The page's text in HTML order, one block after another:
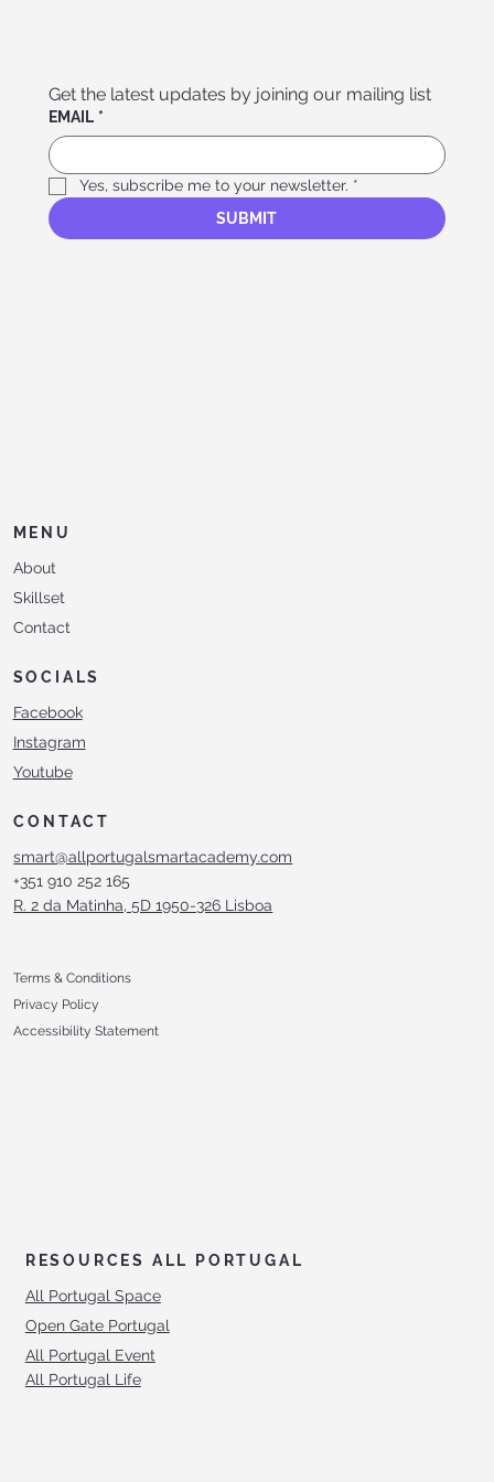
Get the latest updates by joining our mailing list
EMAIL *
Yes, subscribe me to your newsletter. *
SUBMIT
MENU
About
Skillset
Contact
SOCIALS
Facebook
Instagram
Youtube
CONTACT
smart@allportugalsmartacademy.com
+351 910 252 165
R. 2 da Matinha, 5D 1950-326 Lisboa
Terms & Conditions
Privacy Policy
Accessibility Statement
RESOURCES ALL PORTUGAL
All Portugal Space
Open Gate Portugal
All Portugal Event
All Portugal Life